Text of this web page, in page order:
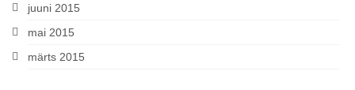
juuni 2015
mai 2015
märts 2015